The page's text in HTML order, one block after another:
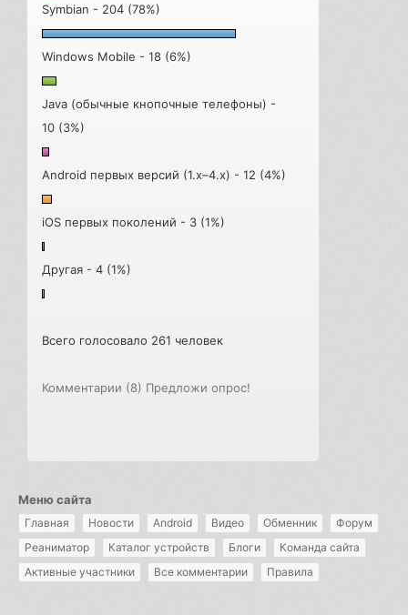
Symbian - 204 (78%)
Windows Mobile - 18 (6%)
Java (обычные кнопочные телефоны) -
10 (3%)
Android первых версий (1.x–4.x) - 12 (4%)
iOS первых поколений - 3 (1%)
Другая - 4 (1%)
Всего голосовало 261 человек
Комментарии (8) Предложи опрос!
Меню сайта
Главная Новости Android Видео Обменник
Форум
Реаниматор
Каталог устройств Блоги
Команда сайта
Активные участники
Все комментарии Правила